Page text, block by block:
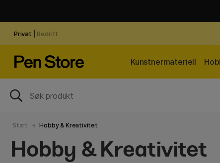
Privat Bedrift
Kunstnermateriell
Start Hobby & Kreativitet
Hobby & Kreativitet